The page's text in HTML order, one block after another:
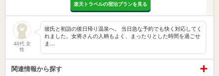
楽天トラベルの宿泊プランを見る
40代 女
性
彼氏と初詣の後日帰り温泉へ。 当日急な予約でも快く対応してく
れました。女将さんの人柄もよく、まったりとした時間を過ごせ
ま…
関連情報から探す